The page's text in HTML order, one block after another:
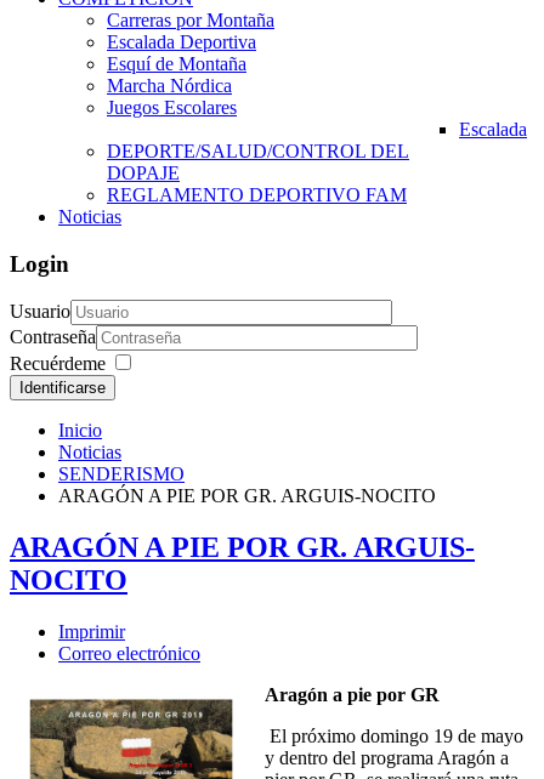
Carreras por Montaña
Escalada Deportiva
Esquí de Montaña
Marcha Nórdica
Juegos Escolares
Escalada
DEPORTE/SALUD/CONTROL DEL
DOPAJE
REGLAMENTO DEPORTIVO FAM
Noticias
Login
Usuario
Contraseña
Recuérdeme
Identificarse
Inicio
Noticias
SENDERISMO
ARAGÓN A PIE POR GR. ARGUIS-NOCITO
ARAGÓN A PIE POR GR. ARGUIS-
NOCITO
Imprimir
Correo electrónico
Aragón a pie por GR
El próximo domingo 19 de mayo
y dentro del programa Aragón a